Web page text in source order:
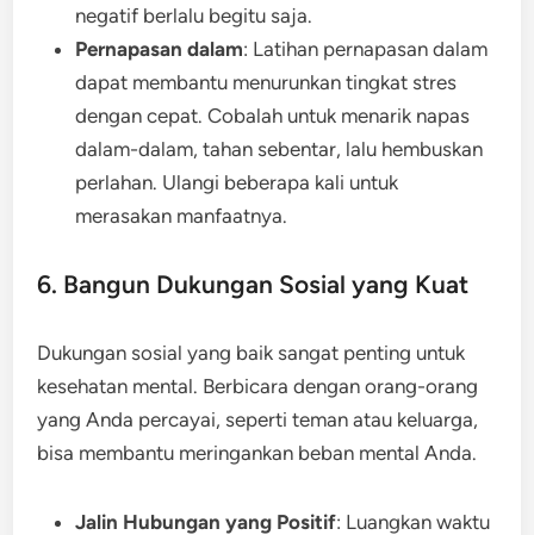
negatif berlalu begitu saja.
Pernapasan dalam: Latihan pernapasan dalam
dapat membantu menurunkan tingkat stres
dengan cepat. Cobalah untuk menarik napas
dalam-dalam, tahan sebentar, lalu hembuskan
perlahan. Ulangi beberapa kali untuk
merasakan manfaatnya.
6. Bangun Dukungan Sosial yang Kuat
Dukungan sosial yang baik sangat penting untuk
kesehatan mental. Berbicara dengan orang-orang
yang Anda percayai, seperti teman atau keluarga,
bisa membantu meringankan beban mental Anda.
Jalin Hubungan yang Positif: Luangkan waktu